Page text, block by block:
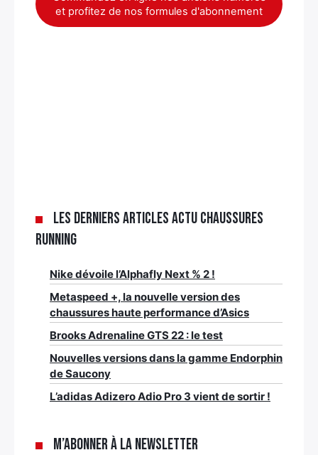
et profitez de nos formules d'abonnement
Les derniers articles Actu chaussures
running
Nike dévoile l’Alphafly Next % 2 !
Metaspeed +, la nouvelle version des
chaussures haute performance d’Asics
Brooks Adrenaline GTS 22 : le test
Nouvelles versions dans la gamme Endorphin
de Saucony
L’adidas Adizero Adio Pro 3 vient de sortir !
M’abonner à la newsletter